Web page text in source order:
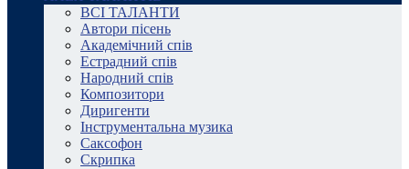
ВСІ ТАЛАНТИ
Автори пісень
Академічний спів
Естрадний спів
Народний спів
Композитори
Диригенти
Інструментальна музика
Саксофон
Скрипка